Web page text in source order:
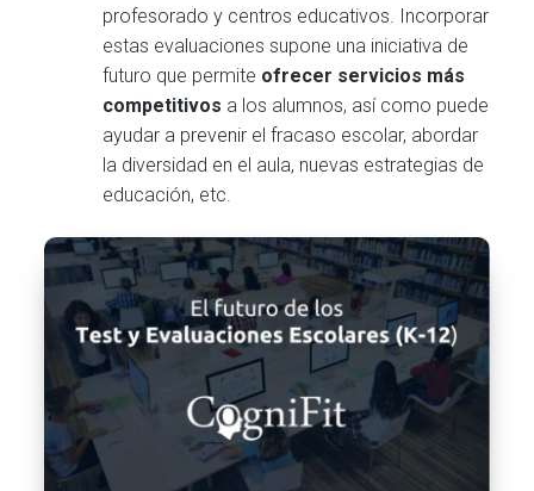
profesorado y centros educativos. Incorporar
estas evaluaciones supone una iniciativa de
futuro que permite ofrecer servicios más
competitivos a los alumnos, así como puede
ayudar a prevenir el fracaso escolar, abordar
la diversidad en el aula, nuevas estrategias de
educación, etc.